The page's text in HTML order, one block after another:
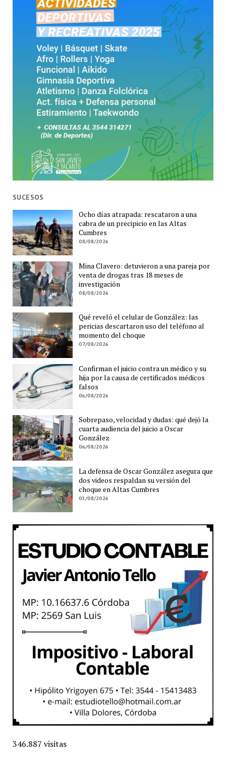
SUCESOS
Ocho días atrapada: rescataron a una
cabra de un precipicio en las Altas
Cumbres
08/08/2026
Mina Clavero: detuvieron a una pareja por
venta de drogas tras 18 meses de
investigación
08/08/2026
Qué reveló el celular de González: las
pericias descartaron uso del teléfono al
momento del choque
07/08/2026
Confirman el juicio contra un médico y su
hija por la causa de certificados médicos
falsos
06/08/2026
Sobrepaso, velocidad y dudas: qué dejó la
cuarta audiencia del juicio a Oscar
González
06/08/2026
La defensa de Oscar González asegura que
dos videos respaldan su versión del
choque en Altas Cumbres
05/08/2026
346.887 visitas